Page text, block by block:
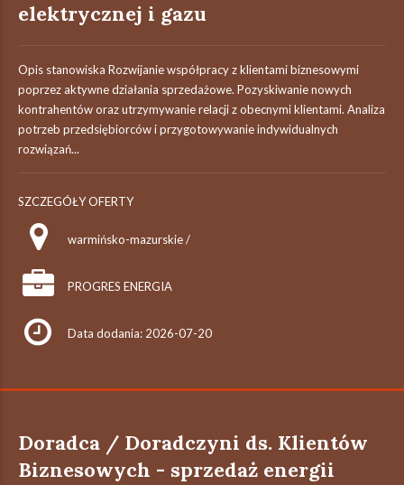
elektrycznej i gazu
Opis stanowiska Rozwijanie współpracy z klientami biznesowymi
poprzez aktywne działania sprzedażowe. Pozyskiwanie nowych
kontrahentów oraz utrzymywanie relacji z obecnymi klientami. Analiza
potrzeb przedsiębiorców i przygotowywanie indywidualnych
rozwiązań...
SZCZEGÓŁY OFERTY
warmińsko-mazurskie /
PROGRES ENERGIA
Data dodania: 2026-07-20
Doradca / Doradczyni ds. Klientów
Biznesowych - sprzedaż energii